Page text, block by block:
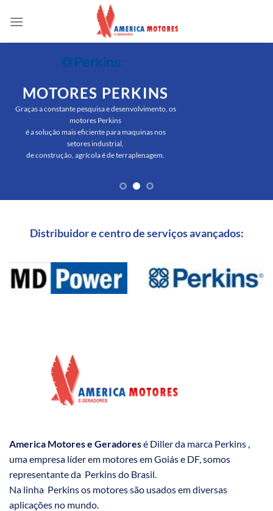
MOTORES PERKINS
Graças a constante pesquisa e desenvolvimento, os
motores Perkins
é a solução mais eficiente para maquinas nos
setores industrial,
de construção, agrícola é de terraplenagem.
Distribuidor e centro de serviços avançados:
America Motores e Geradoresé Diller da marca Perkins ,
uma empresa líder em motores em Goiás e DF, somos
representante da Perkins do Brasil.
Na linha Perkins os motores são usados em diversas
aplicações no mundo.